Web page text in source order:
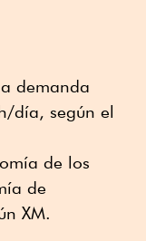
demanda
día, según el
de los
de
XM.